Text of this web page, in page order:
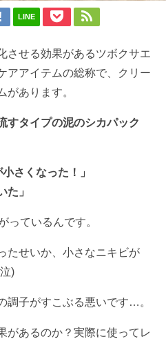
LINE
させる効果があるツボクサエ
アアイテムの総称で、クリー
があります。
すタイプの泥のシカパック
さくなった！」
た」
っているんです。
たせいか、小さなニキビが
)
調子がすこぶる悪いです…。
があるのか？実際に使ってレ